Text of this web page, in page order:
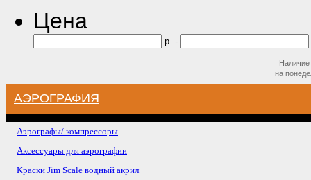
Цена
р. -
Наличие
на
АЭРОГРАФИЯ
Аэрографы/ компрессоры
Аксессуары для аэрографии
Краски Jim Scale водный акрил